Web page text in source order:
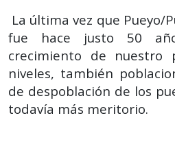
La última vez que Pueyo/
fue hace justo 50
crecimiento de nuestro
niveles, también
de despoblación de los
todavía más meritorio.